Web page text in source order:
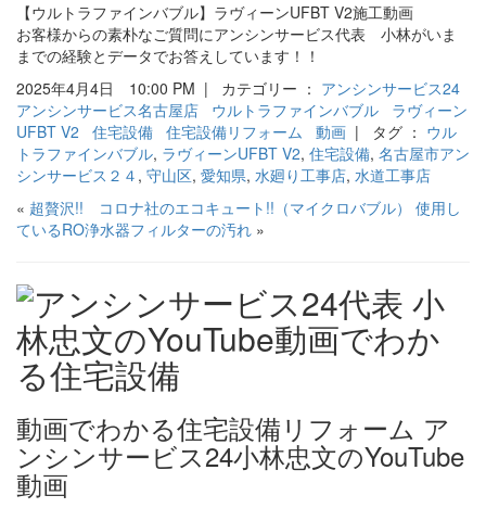
【ウルトラファインバブル】ラヴィーンUFBT V2施工動画
お客様からの素朴なご質問にアンシンサービス代表 小林がいま
までの経験とデータでお答えしています！！
2025年4月4日 10:00 PM | カテゴリー ： アンシンサービス24
アンシンサービス名古屋店
ウルトラファインバブル
ラヴィーン
UFBT V2
住宅設備 住宅設備リフォーム 動画 | タグ ： ウル
トラファインバブル, ラヴィーンUFBT V2, 住宅設備, 名古屋市アン
シンサービス２４ , 守山区, 愛知県, 水廻り工事店, 水道工事店
« 超贅沢!! コロナ社のエコキュート!!（マイクロバブル）
使用し
ているRO浄水器フィルターの汚れ »
動画でわかる住宅設備リフォーム ア
ンシンサービス24小林忠文のYouTube
動画